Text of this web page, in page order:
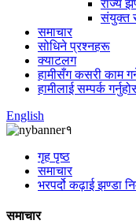
राज्य
संयुक्त
समाचार
सोधिने प्रश्नहरू
क्याटलग
हामीसँग कसरी काम
हामीलाई सम्पर्क
English
गृह पृष्ठ
समाचार
भरपर्दो कढ़ाई झण्डा
समाचार